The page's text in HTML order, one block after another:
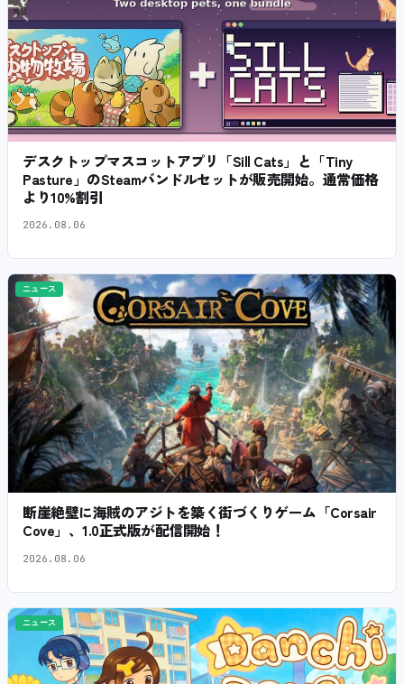
デスクトップマスコットアプリ「Sill Cats」と「Tiny
Pasture」のSteamバンドルセットが販売開始。通常価格
より10%割引
2026.08.06
ニュース
断崖絶壁に海賊のアジトを築く街づくりゲーム「Corsair
Cove」、1.0正式版が配信開始！
2026.08.06
ニュース